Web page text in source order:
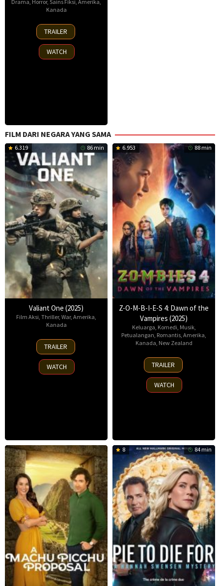
Drama, Horror, Sains Fiksi, Amerika,
Kanada
17
Oct
2025
TRAILER
WATCH
FILM DARI NEGARA YANG SAMA
6.319 86 min
Valiant One (2025)
Film Aksi Thriller, War, Amerika
Kanada
30
Jan
2025
TRAILER
WATCH
6.953 88 min
Z-O-M-B-I-E-S 4: Dawn of the
Vampires (2025)
Keluarga Komedi Musik,
Petualangan Romantis Amerika
Kanada New Zealand
10
Jul
2025
TRAILER
WATCH
8 84 min